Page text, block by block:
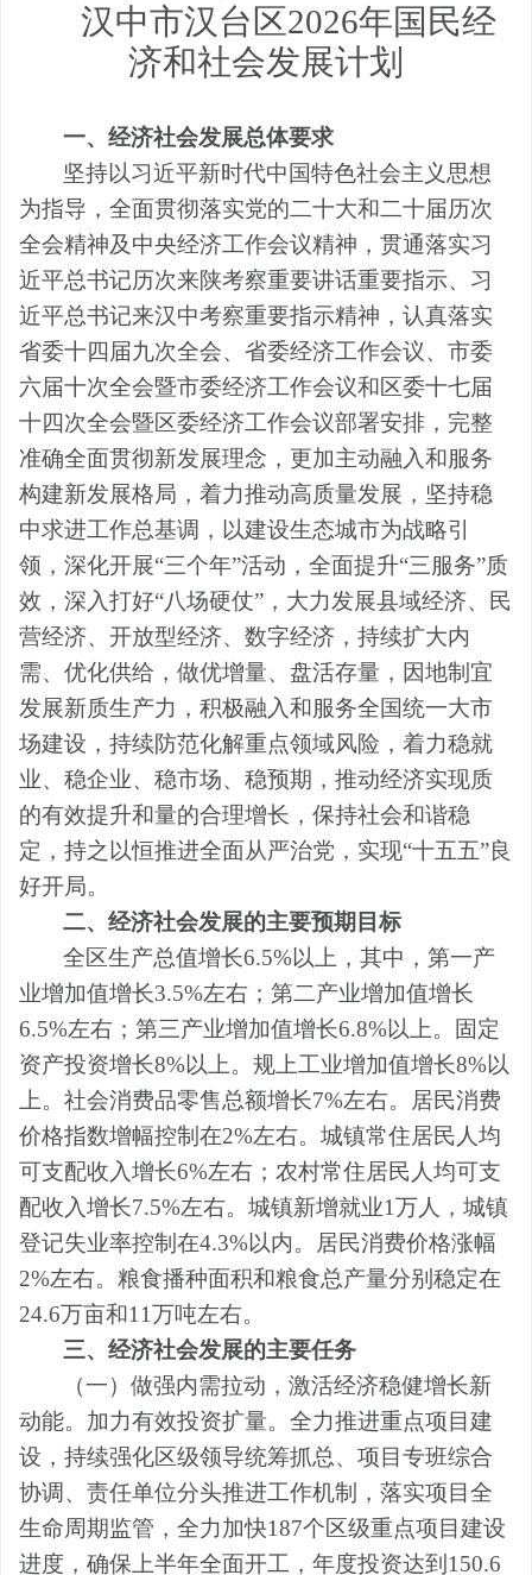
汉中市汉台区2026年国民经
济和社会发展计划
一、经济社会发展总体要求
坚持以习近平新时代中国特色社会主义思想
为指导，全面贯彻落实党的二十大和二十届历次
全会精神及中央经济工作会议精神，贯通落实习
近平总书记历次来陕考察重要讲话重要指示、习
近平总书记来汉中考察重要指示精神，认真落实
省委十四届九次全会、省委经济工作会议、市委
六届十次全会暨市委经济工作会议和区委十七届
十四次全会暨区委经济工作会议部署安排，完整
准确全面贯彻新发展理念，更加主动融入和服务
构建新发展格局，着力推动高质量发展，坚持稳
中求进工作总基调，以建设生态城市为战略引
领，深化开展“三个年”活动，全面提升“三服务”质
效，深入打好“八场硬仗” ，大力发展县域经济、民
营经济、开放型经济、数字经济，持续扩大内
需、优化供给，做优增量、盘活存量，因地制宜
发展新质生产力，积极融入和服务全国统一大市
场建设，持续防范化解重点领域风险，着力稳就
业、稳企业、稳市场、稳预期，推动经济实现质
的有效提升和量的合理增长，保持社会和谐稳
定，持之以恒推进全面从严治党，实现“十五五”良
好开局。
二、经济社会发展的主要预期目标
全区生产总值增长6.5%以上，其中 ，第一产
业增加值增长3.5%左右； 第二产业增加值增长
6.5%左右； 第三产业增加值增长6.8%以上。固定
资产投资增长8%以上。 规上工业增加值增长8%以
上。 社会消费品零售总额增长7%左右。居民消费
价格指数增幅控制在2%左右。城镇常住居民人均
可支配收入增长6%左右； 农村常住居民人均可支
配收入增长7.5%左右。 城镇新增就业1万人，城镇
登记失业率控制在4.3%以内。
居民消费价格涨幅
2%左右。粮食播种面积和粮食总产量分别稳定在
24.6万亩和11万吨左右。
三、经济社会发展的主要任务
（一）做强内需拉动，激活经济稳健增长新
动能。 加力有效投资扩量。全力推进重点项目建
设， 持续强化区级领导统筹抓总、项目专班综合
协调、责任单位分头推进工作机制，落实项目全
生命周期监管，全力加快187个区级重点项目建设
进度，确保上半年全面开工，年度投资达到 150.6